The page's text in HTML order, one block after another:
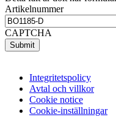
Artikelnummer
CAPTCHA
Submit
Integritetspolicy
Avtal och villkor
Cookie notice
Cookie-inställningar